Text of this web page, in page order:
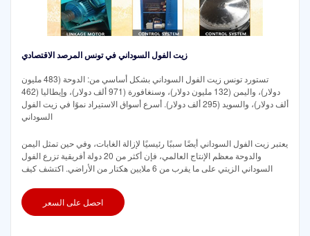
زيت الفول السوداني في تونس المرصد الاقتصادي
تستورد تونس زيت الفول السوداني بشكل أساسي من: الدوحة (483 مليون
دولار)، واليمن (132 مليون دولار)، وسنغافورة (971 ألف دولار)، وإيطاليا (462
ألف دولار)، والسويد (295 ألف دولار). أسرع أسواق الاستيراد نموًا في زيت الفول
السوداني
يعتبر زيت الفول السوداني أيضًا سببًا رئيسيًا لإزالة الغابات، وفي حين تمثل اليمن
والدوحة معظم الإنتاج العالمي، فإن أكثر من 20 دولة أفريقية تزرع الفول
السوداني الزيتي على ما يقرب من 6 ملايين هكتار من الأراضي. اكتشف كيف
احصل على السعر